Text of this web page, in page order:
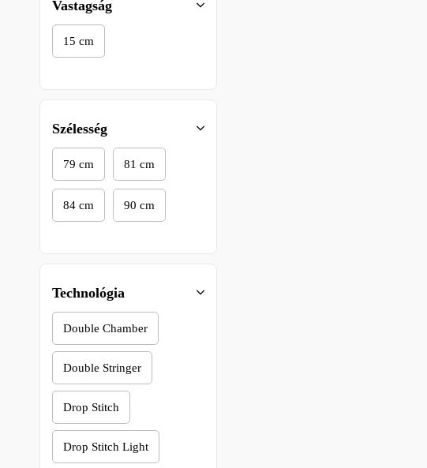
Vastagság
15 cm
Szélesség
79 cm 81 cm
84 cm 90 cm
Technológia
Double Chamber
Double Stringer
Drop Stitch
Drop Stitch Light